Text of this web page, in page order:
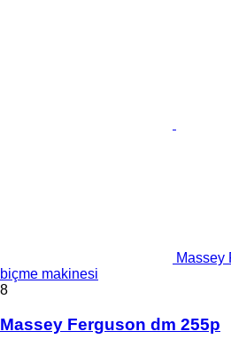
Massey
biçme makinesi
8
Massey Ferguson dm 255p